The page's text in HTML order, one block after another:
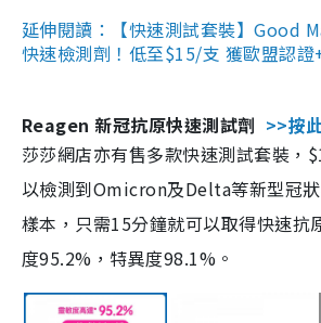
延伸閱讀：【快速測試套裝】Good
快速檢測劑！低至$15/支 獲歐盟認證
Reagen 新冠抗原快速測試劑 >>按
莎莎網店亦有售多款快速測試套裝，
以檢測到Omicron及Delta等新型冠
樣本，只需15分鐘就可以取得快速抗
度95.2%，特異度98.1%。